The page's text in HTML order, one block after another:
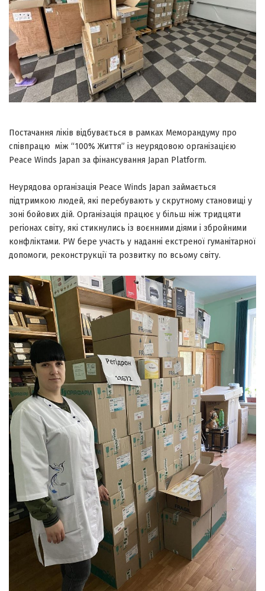
Постачання ліків відбувається в рамках Меморандуму про
співпрацю між “100% Життя” із неурядовою організацією
Peace Winds Japan за фінансування Japan Platform.
Неурядова організація Peace Winds Japan займається
підтримкою людей, які перебувають у скрутному становищі у
зоні бойових дій. Організація працює у більш ніж тридцяти
регіонах світу, які стикнулись із воєнними діями і збройними
конфліктами. PW бере участь у наданні екстреної гуманітарної
допомоги, реконструкції та розвитку по всьому світу.